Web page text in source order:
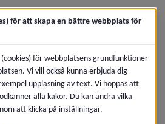
på förskolan är första lunchen
45 kronor per lunch.
tillsammans med sitt
är olika och därför kan första
Vissa barn kan säga
redan efter ett par dagar
längre tid för.
för att skapa en bättre webbplats för
för webbplatsens grundfunktioner
Vi vill också kunna erbjuda dig
uppläsning av text. Vi hoppas att
alla kakor. Du kan ändra vilka
att klicka på inställningar.